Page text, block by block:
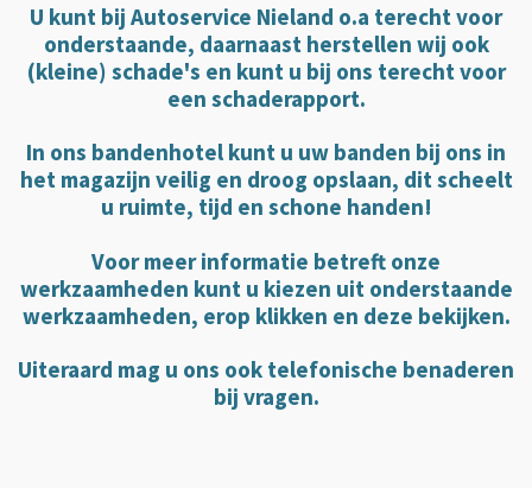
U kunt bij Autoservice Nieland o.a terecht voor
onderstaande, daarnaast herstellen wij ook
(kleine) schade's en kunt u bij ons terecht voor
een schaderapport.
In ons bandenhotel kunt u uw banden bij ons in
het magazijn veilig en droog opslaan, dit scheelt
u ruimte, tijd en schone handen!
Voor meer informatie betreft onze
werkzaamheden kunt u kiezen uit onderstaande
werkzaamheden, erop klikken en deze bekijken.
Uiteraard mag u ons ook telefonische benaderen
bij vragen.